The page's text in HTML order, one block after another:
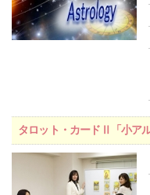
タロット・カードⅡ「小ア